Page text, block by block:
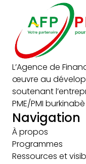
L’Agence de
œuvre au
soutenant
PME/PMI
Navigation
À propos
Programmes
Ressources et